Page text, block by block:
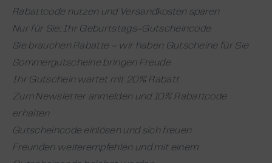
Rabattcode nutzen und Versandkosten sparen
Nur für Sie: Ihr Geburtstags-Gutscheincode
Sie brauchen Rabatte – wir haben Gutscheine für Sie
Sommergutscheine bringen Freude
Ihr Gutschein wartet mit 20% Rabatt
Zum Newsletter anmelden und 10% Rabattcode
erhalten
Gutscheincode einlösen und sich freuen
Freunden weiterempfehlen und mit einem